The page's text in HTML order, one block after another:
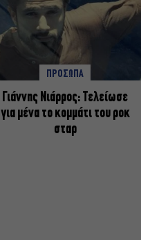
ΠΡΟΣΩΠΑ
Γιάννης Νιάρρος: Τελείωσε
για μένα το κομμάτι του ροκ
σταρ